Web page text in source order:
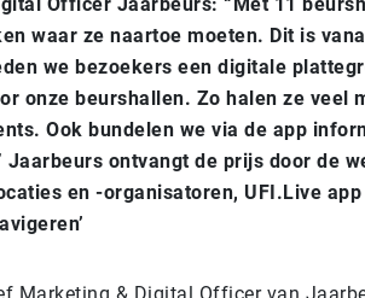
waar ze naartoe moeten. Dit is
we bezoekers een digitale
onze beurshallen. Zo halen ze veel
Ook bundelen we via de app
Jaarbeurs ontvangt de prijs door de
en -organisatoren, UFI.Live